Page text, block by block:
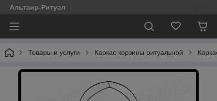
Альтаир-Ритуал
Товары и услуги Каркас корзины ритуальной